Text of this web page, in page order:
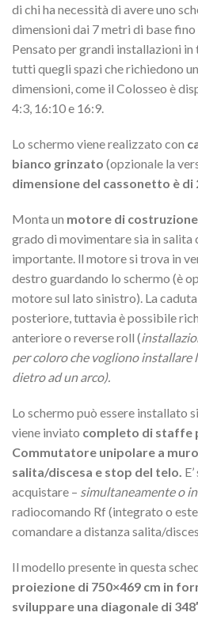
di chi ha necessità di avere uno
dimensioni dai 7 metri di base fino
Pensato per grandi installazioni in
tutti quegli spazi che richiedono
dimensioni, come il Colosseo è
4:3, 16:10 e 16:9.
Lo schermo viene realizzato con
bianco grinzato (opzionale la
dimensione del cassonetto è di
Monta un motore di
grado di movimentare sia in salita
importante. ll motore si trova in
destro guardando lo schermo (è
motore sul lato sinistro). La
posteriore, tuttavia è possibile
anteriore o reverse roll (
per coloro che vogliono installare
dietro ad un arco).
Lo schermo può essere installato
viene inviato completo di staffe
Commutatore unipolare a
salita/discesa e stop del telo.
acquistare – simultaneamente o
radiocomando Rf (integrato o
comandare a distanza salita/
Il modello presente in questa
proiezione di 750×469 cm in
sviluppare una diagonale di